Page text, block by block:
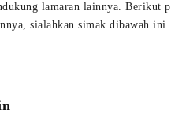
lamaran lainnya. Berikut
sialahkan simak dibawah ini.